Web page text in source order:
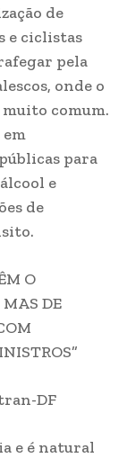
de
e ciclistas
pela
onde o
muito comum.
para
e
de
O
DE
DF
e é natural